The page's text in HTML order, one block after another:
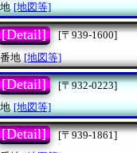
[地図等]
[Detail]
[〒939-1600]
地 [地図等]
[Detail]
[〒932-0223]
[地図等]
[Detail]
[〒939-1861]